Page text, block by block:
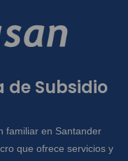
de Subsidio
familiar en Santander
que ofrece servicios y